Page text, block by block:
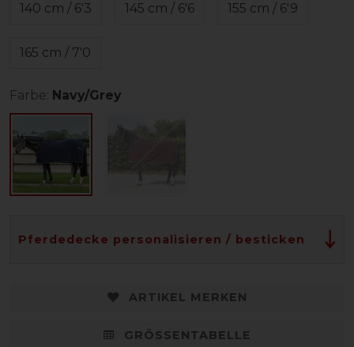
140 cm / 6'3 145 cm / 6'6 155 cm / 6'9
165 cm / 7'0
Farbe: Navy/Grey
Pferdedecke personalisieren / besticken
ARTIKEL MERKEN
GRÖSSENTABELLE